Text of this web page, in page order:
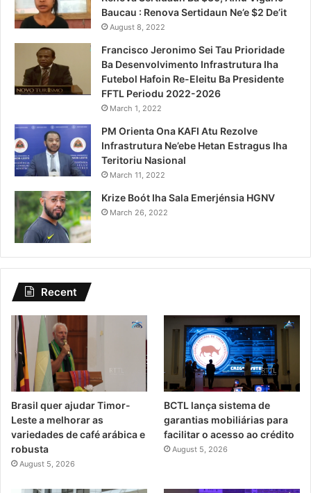
Baucau : Renova Sertidaun Ne’e $2 De’it
August 8, 2022
Francisco Jeronimo Sei Tau Prioridade
Ba Desenvolvimento Infrastrutura Iha
Futebol Hafoin Re-Eleitu Ba Presidente
FFTL Periodu 2022-2026
March 1, 2022
PM Orienta Ona KAFI Atu Rezolve
Infrastrutura Ne’ebe Hetan Estragus Iha
Teritoriu Nasional
March 11, 2022
Krize Boót Iha Sala Emerjénsia HGNV
March 26, 2022
Recent
Brasil quer ajudar Timor-
Leste a melhorar as
variedades de café arábica e
robusta
August 5, 2026
BCTL lança sistema de
garantias mobiliárias para
facilitar o acesso ao crédito
August 5, 2026